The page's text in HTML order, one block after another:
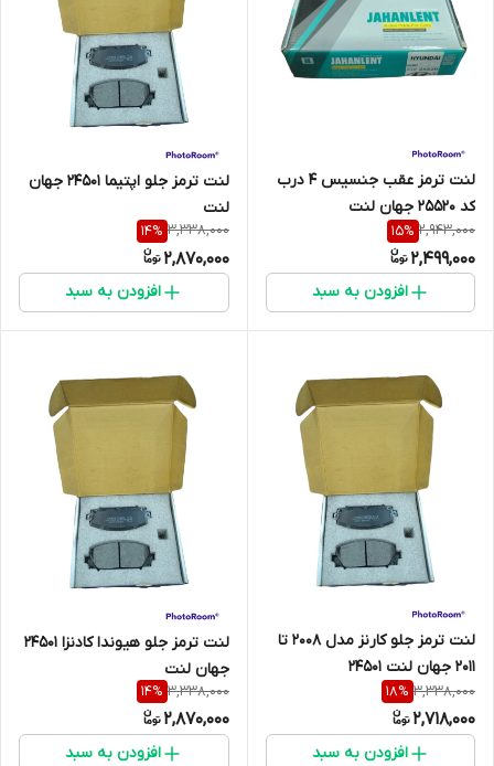
لنت ترمز عقب جنسیس 4 درب
کد 25520 جهان لنت
2,943,000
15%
2,499,000
افزودن به سبد
لنت ترمز جلو اپتیما 24501 جهان
لنت
3,338,000
14%
2,870,000
افزودن به سبد
لنت ترمز جلو کارنز مدل 2008 تا
2011 جهان لنت 24501
3,338,000
18%
2,718,000
افزودن به سبد
لنت ترمز جلو ھیوندا کادنزا 24501
جهان لنت
3,338,000
14%
2,870,000
افزودن به سبد